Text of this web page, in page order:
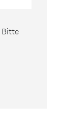
Bitte